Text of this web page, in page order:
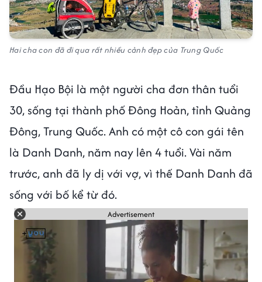
Hai cha con đã đi qua rất nhiều cảnh đẹp của Trung Quốc
Đầu Hạo Bội là một người cha đơn thân tuổi
30, sống tại thành phố Đông Hoản, tỉnh Quảng
Đông, Trung Quốc. Anh có một cô con gái tên
là Danh Danh, năm nay lên 4 tuổi. Vài năm
trước, anh đã ly dị với vợ, vì thế Danh Danh đã
sống với bố kể từ đó.
Advertisement